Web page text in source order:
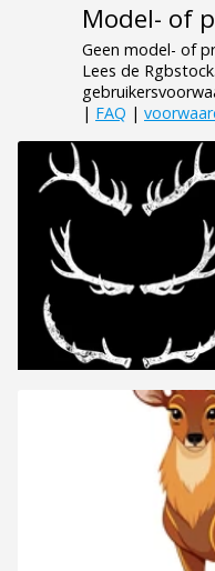
Model- of
Geen model- of
Lees de
| FAQ |